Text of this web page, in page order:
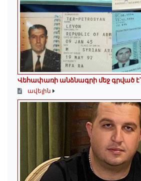
Վեհափառի անձնագրի մեջ գրված
ավելին